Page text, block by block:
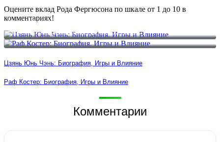
Оцените вклад Рода Фергюсона по шкале от 1 до 10 в
комментариях!
Цзянь Юнь Чэнь: Биография, Игры и Влияние
Раф Костер: Биография, Игры и Влияние
Цзянь Юнь Чэнь: Биография, Игры и Влияние
Раф Костер: Биография, Игры и Влияние
Комментарии